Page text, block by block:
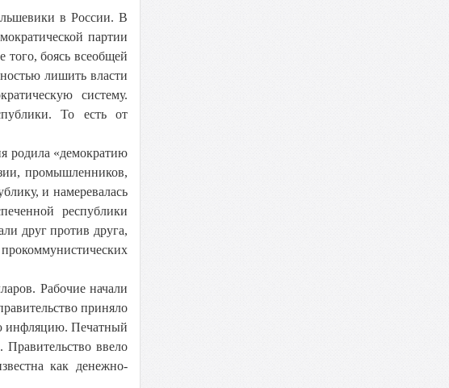
в России. В
партии
того, боясь всеобщей
лишить власти
систему.
То есть от
родила «демократию
промышленников,
и намеревалась
республики
друг против друга,
Рабочие начали
приняло
инфляцию. Печатный
ввело
как денежно-